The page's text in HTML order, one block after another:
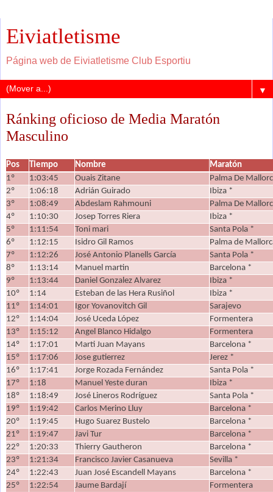
Eiviatletisme
Página web de Eiviatletisme Club Esportiu
▼
Ránking oficioso de Media Maratón
Masculino
Pos Tiempo Nombre
Maratón
1º
1:03:45 Ouais Zitane
Palma De
2º
1:06:18 Adrián Guirado
Ibiza *
3º
1:08:49 Abdeslam Rahmouni
Palma De
4º
1:10:30 Josep Torres Riera
Ibiza *
5º
1:11:54 Toni mari
Santa Pola *
6º
1:12:15 Isidro Gil Ramos
Palma de
7º
1:12:26 José Antonio Planells García
Santa Pola *
8º
1:13:14 Manuel martin
Barcelona *
9º
1:13:44 Daniel Gonzalez Alvarez
Ibiza *
10º
1:14 Esteban de las Hera Rusiñol
Ibiza *
11º
1:14:01 Igor Yovanovitch Gil
Sarajevo
12º
1:14:04 José Uceda López
Formentera
13º
1:15:12 Angel Blanco Hidalgo
Formentera
14º
1:17:01 Marti Juan Mayans
Barcelona *
15º
1:17:06 Jose gutierrez
Jerez *
16º
1:17:41 Jorge Rozada Fernández
Santa Pola *
17º
1:18 Manuel Yeste duran
Ibiza *
18º
1:18:49 José Lineros Rodríguez
Santa Pola *
19º
1:19:42 Carlos Merino Lluy
Barcelona *
20º
1:19:45 Hugo Suarez Bustelo
Barcelona *
21º
1:19:47 Javi Tur
Barcelona *
22º
1:20:33 Thierry Gautheron
Barcelona *
23º
1:21:34 Francisco Javier Casanueva
Sevilla *
24º
1:22:43 Juan José Escandell Mayans
Barcelona *
25º
1:22:54 Jaume Bardají
Formentera